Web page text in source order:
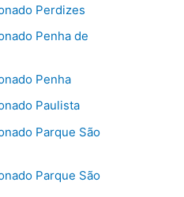
Perdizes
Penha de
Penha
Paulista
Parque São
Parque São